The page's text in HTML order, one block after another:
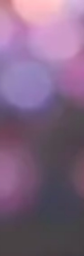
Ditt besøk